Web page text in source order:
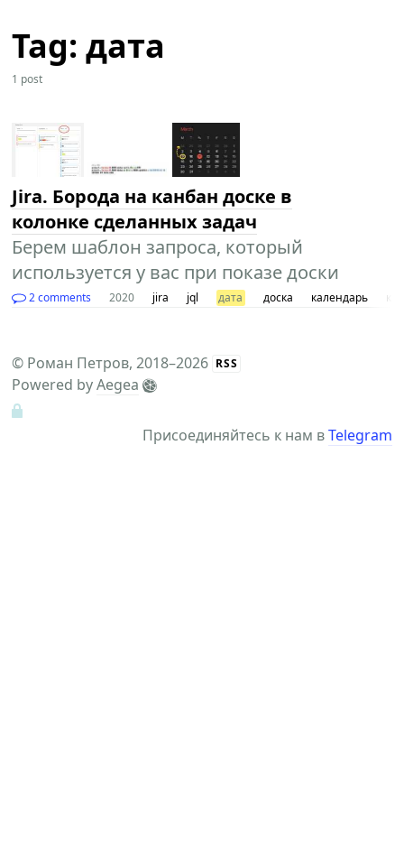
Tag: дата
1 post
Jira. Борода на канбан доске в
колонке сделанных задач
Берем шаблон запроса, который
используется у вас при показе доски
2 comments 2020 jira jql дата доска календарь
© Роман Петров, 2018–2026 RSS
Powered byAegea
Присоединяйтесь к нам вTelegram